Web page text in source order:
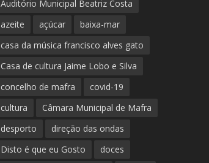
Auditório Municipal Beatriz Costa
azeite
açúcar
baixa-mar
casa da música francisco alves gato
Casa de cultura Jaime Lobo e Silva
concelho de mafra
covid-19
cultura
Câmara Municipal de Mafra
desporto
direção das ondas
Disto é que eu Gosto
doces